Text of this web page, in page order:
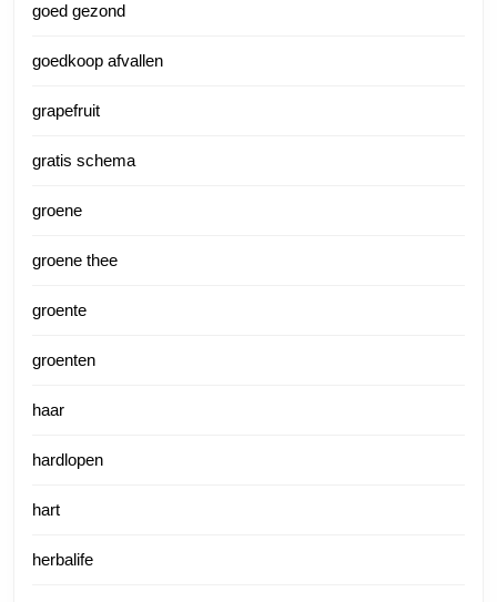
goed gezond
goedkoop afvallen
grapefruit
gratis schema
groene
groene thee
groente
groenten
haar
hardlopen
hart
herbalife